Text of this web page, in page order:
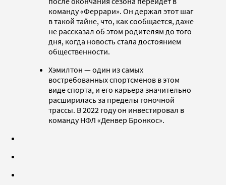
команду «Феррари». Он держал этот шаг
в такой тайне, что, как сообщается, даже
не рассказал об этом родителям до того
дня, когда новость стала достоянием
общественности.
Хэмилтон — один из самых
востребованных спортсменов в этом
виде спорта, и его карьера значительно
расширилась за пределы гоночной
трассы. В 2022 году он инвестировал в
команду НФЛ «Денвер Бронкос».